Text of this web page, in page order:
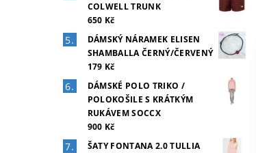
COLWELL TRUNK
650 Kč
DÁMSKÝ NÁRAMEK ELISEN
SHAMBALLA ČERNÝ/ČERVENÝ
179 Kč
DÁMSKÉ POLO TRIKO /
POLOKOŠILE S KRÁTKÝM
RUKÁVEM SOCCX
900 Kč
ŠATY FONTANA 2.0 TULLIA